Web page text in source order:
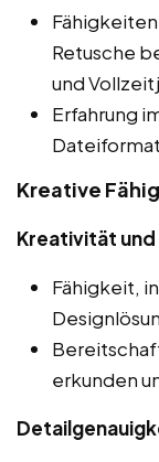
Retusche
und
Erfahrung
Kreative
Kreativität
Fähigkeit,
erkunden